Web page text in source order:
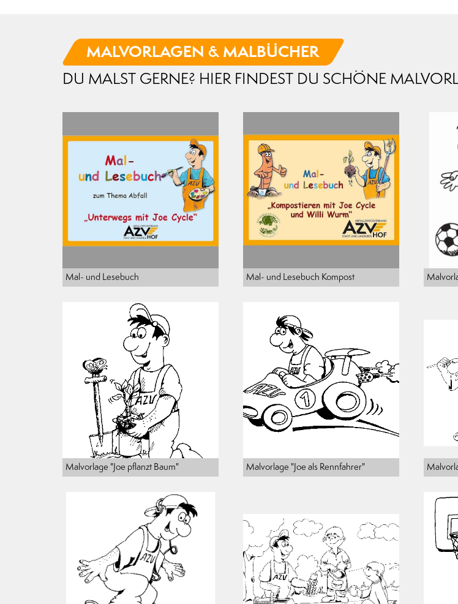
MALVORLAGEN & MALBÜCHER
DU MALST GERNE? HIER FINDEST DU SCHÖNE
Mal- und Lesebuch Mal- und Lesebuch Kompost
Malvorlage "Joe pflanzt Baum" Malvorlage "Joe als Rennfahrer"